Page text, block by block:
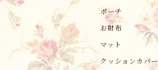
ポーチ
お財布
マット
クッションカバー